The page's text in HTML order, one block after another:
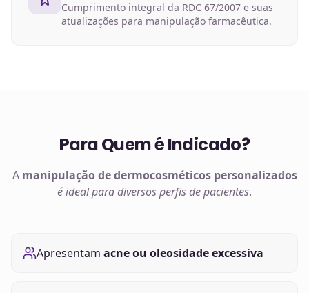
Cumprimento integral da RDC 67/2007 e suas
atualizações para manipulação farmacêutica.
Para Quem é Indicado?
A manipulação dedermocosméticospersonalizados
é ideal para diversos perfis de pacientes.
Apresentam acne ou oleosidade excessiva